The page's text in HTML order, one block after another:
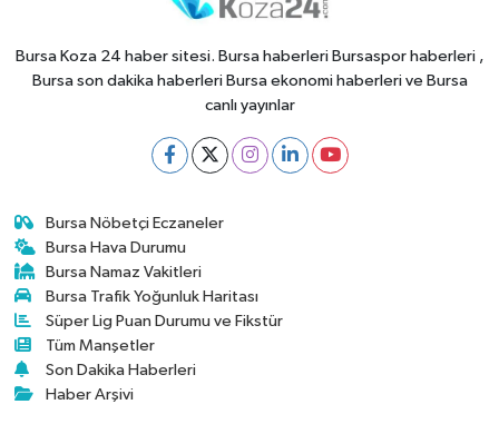
Bursa Koza 24 haber sitesi. Bursa haberleri Bursaspor haberleri ,
Bursa son dakika haberleri Bursa ekonomi haberleri ve Bursa
canlı yayınlar
Bursa Nöbetçi Eczaneler
Bursa Hava Durumu
Bursa Namaz Vakitleri
Bursa Trafik Yoğunluk Haritası
Süper Lig Puan Durumu ve Fikstür
Tüm Manşetler
Son Dakika Haberleri
Haber Arşivi